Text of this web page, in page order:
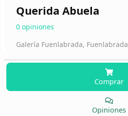
Querida Abuela
0 opiniones
Galería Fuenlabrada, Fuenlabrada
Comprar
Opiniones